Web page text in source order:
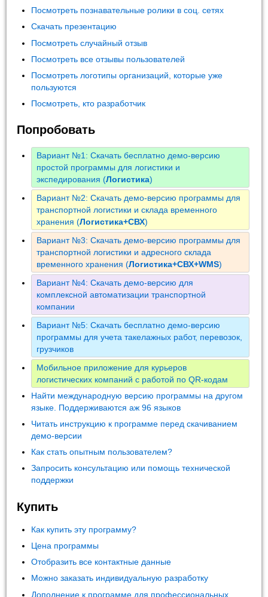
Посмотреть познавательные ролики в соц. сетях
Скачать презентацию
Посмотреть случайный отзыв
Посмотреть все отзывы пользователей
Посмотреть логотипы организаций, которые уже
пользуются
Посмотреть, кто разработчик
Попробовать
Вариант №1: Скачать бесплатно демо-версию
простой программы для логистики и
экспедирования (Логистика)
Вариант №2: Скачать демо-версию программы для
транспортной логистики и склада временного
хранения (Логистика+СВХ)
Вариант №3: Скачать демо-версию программы для
транспортной логистики и адресного склада
временного хранения (Логистика+СВХ+WMS)
Вариант №4: Скачать демо-версию для
комплексной автоматизации транспортной
компании
Вариант №5: Скачать бесплатно демо-версию
программы для учета такелажных работ, перевозок,
грузчиков
Мобильное приложение для курьеров
логистических компаний с работой по QR-кодам
Найти международную версию программы на другом
языке. Поддерживаются аж 96 языков
Читать инструкцию к программе перед скачиванием
демо-версии
Как стать опытным пользователем?
Запросить консультацию или помощь технической
поддержки
Купить
Как купить эту программу?
Цена программы
Отобразить все контактные данные
Можно заказать индивидуальную разработку
Дополнение к программе для профессиональных